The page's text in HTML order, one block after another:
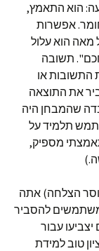
הוא התאמץ,
אפשרות
מאה הוא עלול
תשובה
התשובות או
את התוצאה
שהמבחן היה
תלמיד על
לא התאמצתי מספיק,
הצלחה) אתה
להסביר
עבור
טוב למידת